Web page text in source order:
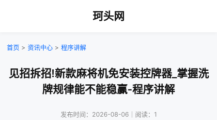
珂头网
首页 > 资讯中心 > 程序讲解
见招拆招!新款麻将机免安装控牌器_掌握洗
牌规律能不能稳赢-程序讲解
发布时间：2026-08-06｜阅读：1